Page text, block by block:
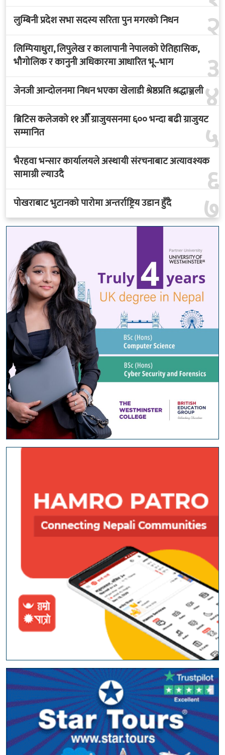
२
लुम्बिनी प्रदेश सभा सदस्य सरिता पुन मगरको निधन
३
लिम्पियाधुरा, लिपुलेख र कालापानी नेपालको ऐतिहासिक,
भौगोलिक र कानुनी अधिकारमा आधारित भू–भाग
४
जेनजी आन्दोलनमा निधन भएका खेलाडी श्रेष्ठप्रति श्रद्धाञ्जली
५
ब्रिटिस कलेजको ११ औँ ग्राजुयसनमा ६०० भन्दा बढी ग्राजुयट
सम्मानित
६
भैरहवा भन्सार कार्यालयले अस्थायी संरचनाबाट अत्यावश्यक
सामाग्री ल्याउदै
७
पोखराबाट भुटानको पारोमा अन्तर्राष्ट्रिय उडान हुँदै